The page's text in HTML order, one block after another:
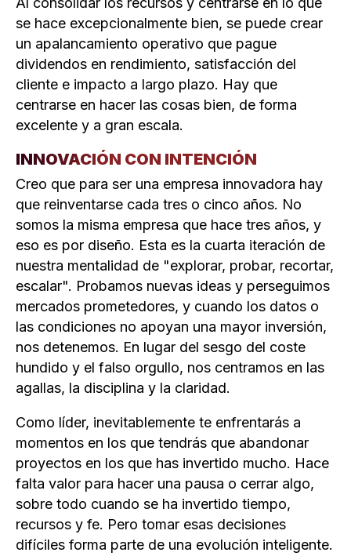
se hace excepcionalmente bien, se puede crear
un apalancamiento operativo que pague
dividendos en rendimiento, satisfacción del
cliente e impacto a largo plazo. Hay que
centrarse en hacer las cosas bien, de forma
excelente y a gran escala.
INNOVACIÓN CON INTENCIÓN
Creo que para ser una empresa innovadora hay
que reinventarse cada tres o cinco años. No
somos la misma empresa que hace tres años, y
eso es por diseño. Esta es la cuarta iteración de
nuestra mentalidad de "explorar, probar, recortar,
escalar". Probamos nuevas ideas y perseguimos
mercados prometedores, y cuando los datos o
las condiciones no apoyan una mayor inversión,
nos detenemos. En lugar del sesgo del coste
hundido y el falso orgullo, nos centramos en las
agallas, la disciplina y la claridad.
Como líder, inevitablemente te enfrentarás a
momentos en los que tendrás que abandonar
proyectos en los que has invertido mucho. Hace
falta valor para hacer una pausa o cerrar algo,
sobre todo cuando se ha invertido tiempo,
recursos y fe. Pero tomar esas decisiones
difíciles forma parte de una evolución inteligente.